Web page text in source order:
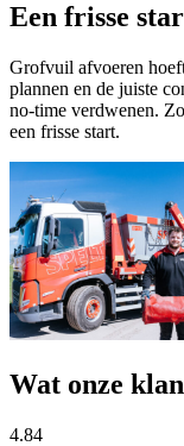
Een frisse
Grofvuil afvoeren
plannen en de juiste
no-time verdwenen.
een frisse start.
Wat onze
4.84